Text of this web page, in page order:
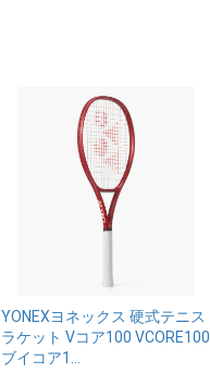
YONEXヨネックス 硬式テニス
ラケット Vコア100 VCORE100
ブイコア1…